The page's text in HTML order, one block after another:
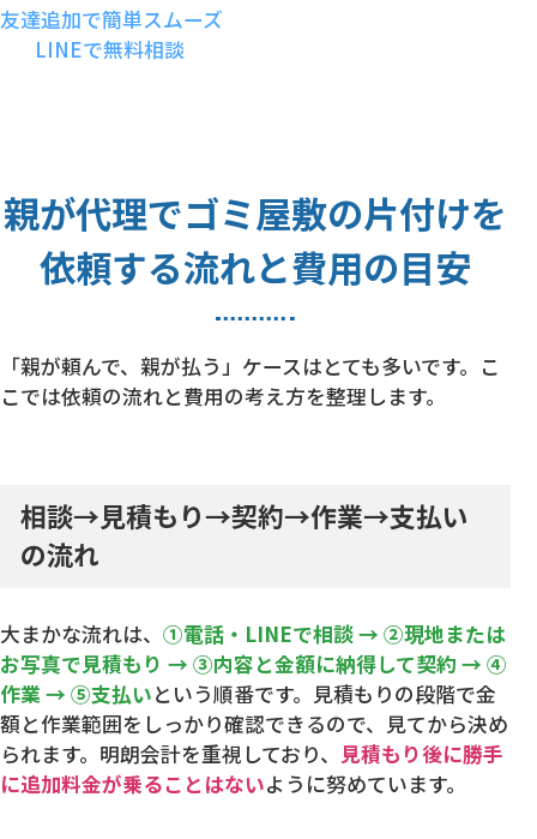
友達追加で簡単スムーズ
LINEで無料相談
親が代理でゴミ屋敷の片付けを
依頼する流れと費用の目安
「親が頼んで、親が払う」ケースはとても多いです。こ
こでは依頼の流れと費用の考え方を整理します。
相談→見積もり→契約→作業→支払い
の流れ
大まかな流れは、 ①電話・LINEで相談 → ②現地または
お写真で見積もり → ③内容と金額に納得して契約 → ④
作業 → ⑤支払いという順番です。見積もりの段階で金
額と作業範囲をしっかり確認できるので、見てから決め
られます。明朗会計を重視しており、 見積もり後に勝手
に追加料金が乗ることはないように努めています。